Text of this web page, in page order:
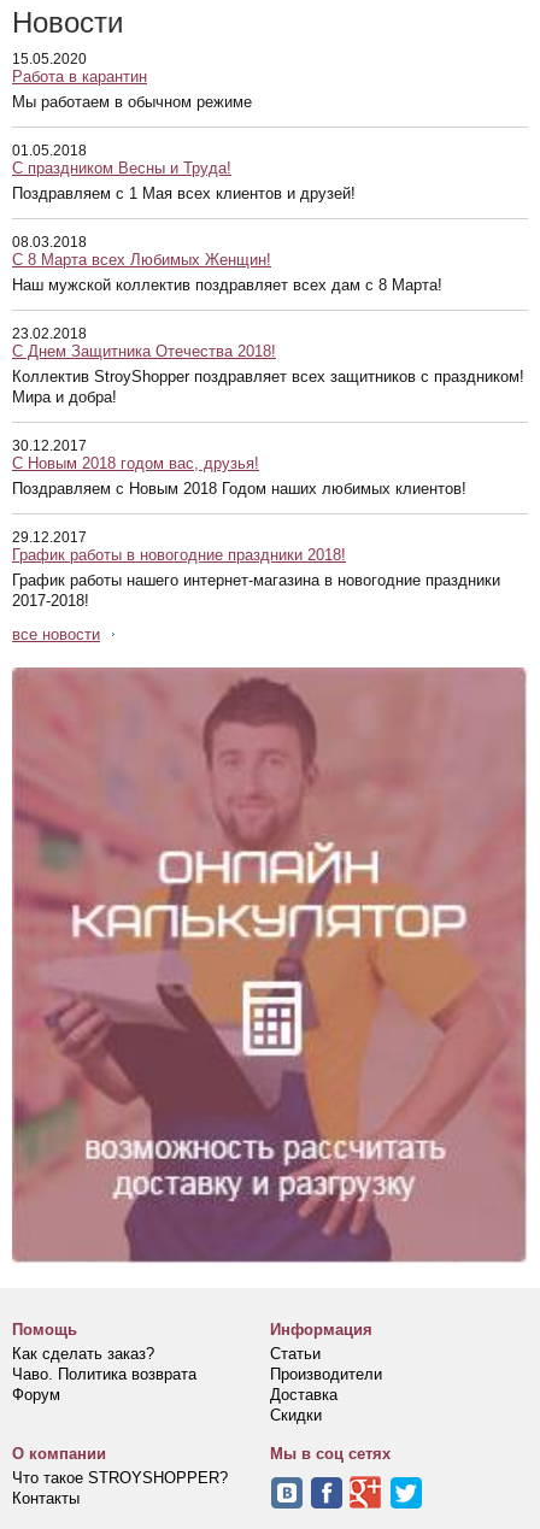
Новости
15.05.2020
Работа в карантин
Мы работаем в обычном режиме
01.05.2018
С праздником Весны и Труда!
Поздравляем с 1 Мая всех клиентов и друзей!
08.03.2018
С 8 Марта всех Любимых Женщин!
Наш мужской коллектив поздравляет всех дам с 8 Марта!
23.02.2018
С Днем Защитника Отечества 2018!
Коллектив StroyShopper поздравляет всех защитников с праздником!
Мира и добра!
30.12.2017
С Новым 2018 годом вас, друзья!
Поздравляем с Новым 2018 Годом наших любимых клиентов!
29.12.2017
График работы в новогодние праздники 2018!
График работы нашего интернет-магазина в новогодние праздники
2017-2018!
все новости
Помощь
Как сделать заказ?
Чаво. Политика возврата
Форум
Информация
Статьи
Производители
Доставка
Скидки
О компании
Что такое STROYSHOPPER?
Контакты
Мы в соц сетях